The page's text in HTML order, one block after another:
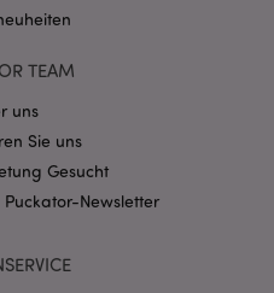
TEAM
uns
Sie uns
Gesucht
Newsletter
.www.puckator.de
von Google